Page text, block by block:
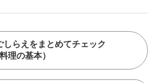
しらえをまとめてチェック
料理の基本）